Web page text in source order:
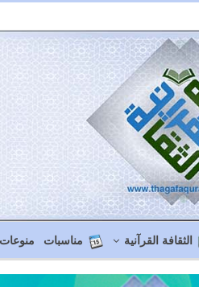
الثقافة القرآنية مناسبات منوعات